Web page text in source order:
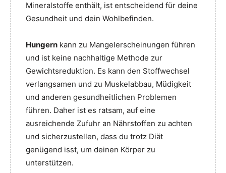
Mineralstoffe enthält, ist entscheidend für deine
Gesundheit und dein Wohlbefinden.
Hungern kann zu Mangelerscheinungen führen
und ist keine nachhaltige Methode zur
Gewichtsreduktion. Es kann den Stoffwechsel
verlangsamen und zu Muskelabbau, Müdigkeit
und anderen gesundheitlichen Problemen
führen. Daher ist es ratsam, auf eine
ausreichende Zufuhr an Nährstoffen zu achten
und sicherzustellen, dass du trotz Diät
genügend isst, um deinen Körper zu
unterstützen.